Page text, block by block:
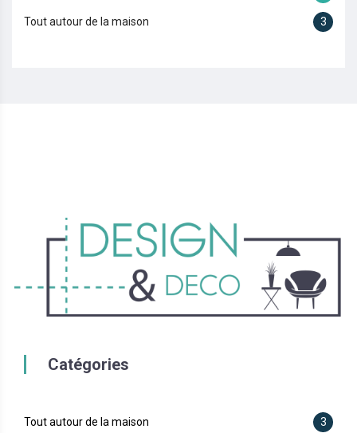
Tout autour de la maison 3
Catégories
Tout autour de la maison 3